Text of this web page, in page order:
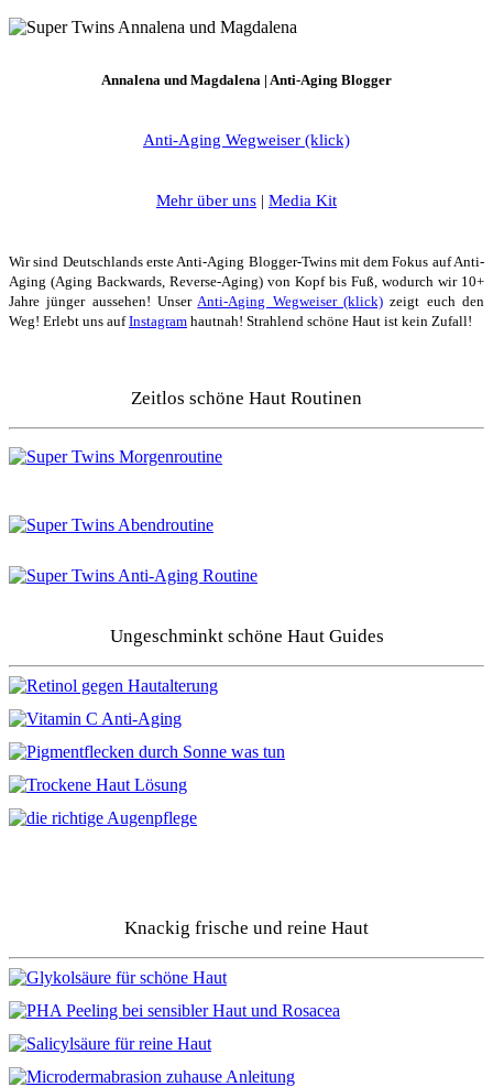
Annalena und Magdalena | Anti-Aging Blogger
Anti-Aging Wegweiser (klick)
Mehr über uns | Media Kit
Wir sind Deutschlands erste Anti-Aging Blogger-Twins mit dem Fokus auf Anti-
Aging (Aging Backwards, Reverse-Aging) von Kopf bis Fuß, wodurch wir 10+
Jahre jünger aussehen! Unser Anti-Aging Wegweiser (klick) zeigt euch den
Weg! Erlebt uns aufInstagram hautnah! Strahlend schöne Haut ist kein Zufall!
Zeitlos schöne Haut Routinen
Ungeschminkt schöne Haut Guides
Knackig frische und reine Haut